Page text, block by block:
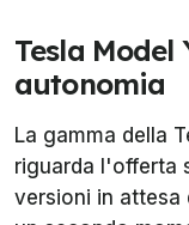
Tesla Model
autonomia
La gamma della
riguarda l'offerta
versioni in attesa